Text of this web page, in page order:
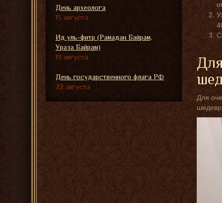
Для
День археолога
15 августа
Ид уль-фитр (Рамадан Байрам,
Ураза Байрам)
19 августа
День государственного флага РФ
22 августа